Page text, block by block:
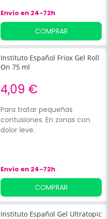
natural lo hace una opción
segura y eficaz, apta para
veganos y celíacos.
Envío en 24-72h
COMPRAR
Instituto Español Friox Gel Roll
On 75 ml
4,09 €
Para tratar pequeñas
contusiones. En zonas con
dolor leve.
Envío en 24-72h
COMPRAR
Instituto Español Gel Ultratopic